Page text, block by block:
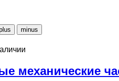
механические